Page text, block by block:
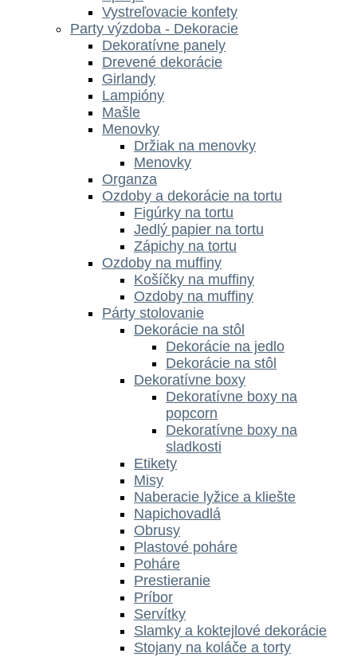
Vystreľovacie konfety
Party výzdoba - Dekoracie
Dekoratívne panely
Drevené dekorácie
Girlandy
Lampióny
Mašle
Menovky
Držiak na menovky
Menovky
Organza
Ozdoby a dekorácie na tortu
Figúrky na tortu
Jedlý papier na tortu
Zápichy na tortu
Ozdoby na muffiny
Košíčky na muffiny
Ozdoby na muffiny
Párty stolovanie
Dekorácie na stôl
Dekorácie na jedlo
Dekorácie na stôl
Dekoratívne boxy
Dekoratívne boxy na
popcorn
Dekoratívne boxy na
sladkosti
Etikety
Misy
Naberacie lyžice a kliešte
Napichovadlá
Obrusy
Plastové poháre
Poháre
Prestieranie
Príbor
Servítky
Slamky a koktejlové dekorácie
Stojany na koláče a torty